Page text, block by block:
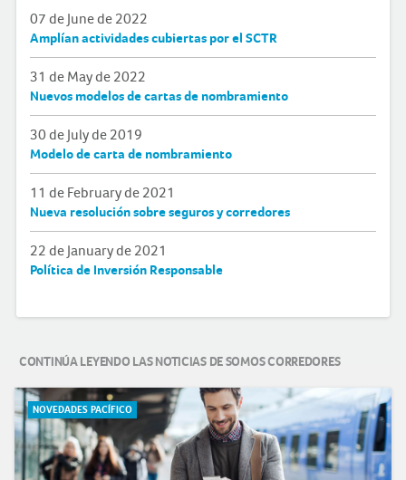
07 de June de 2022
Amplían actividades cubiertas por el SCTR
31 de May de 2022
Nuevos modelos de cartas de nombramiento
30 de July de 2019
Modelo de carta de nombramiento
11 de February de 2021
Nueva resolución sobre seguros y corredores
22 de January de 2021
Política de Inversión Responsable
CONTINÚA LEYENDO LAS NOTICIAS DE SOMOS CORREDORES
NOVEDADES PACÍFICO